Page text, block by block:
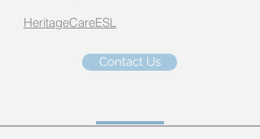
HeritageCareESL
Contact Us